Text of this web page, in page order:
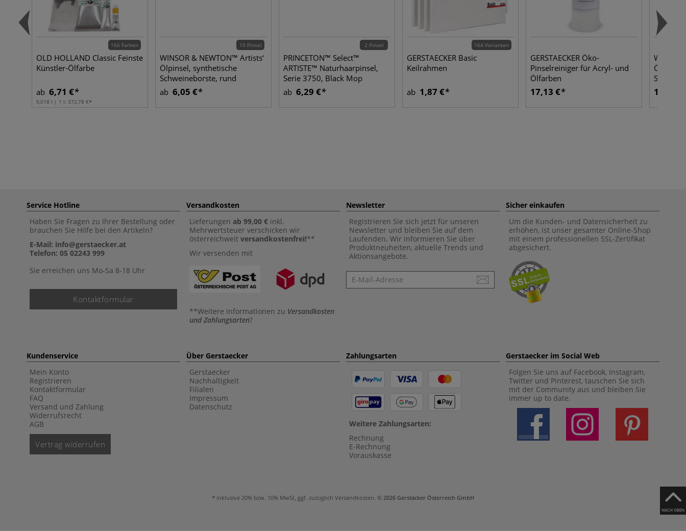
NACH OBEN
166 Farben
OLD HOLLAND Classic Feinste
Künstler-Ölfarbe
ab 6,71 €
0,018 l | 1 l: 372,78 €
10 Pinsel
WINSOR & NEWTON™ Artists‘
Ölpinsel, synthetische
Schweineborste, rund
ab 6,05 €
2 Pinsel
PRINCETON™ Select™
ARTISTE™ Naturhaarpinsel,
Serie 3750, Black Mop
ab 6,29 €
164 Varianten
GERSTAECKER Basic
Keilrahmen
ab 1,87 €
GERSTAECKER Öko-
Pinselreiniger für Acryl- und
Ölfarben
17,13 € 13,82 €
Service Hotline
Haben Sie Fragen zu Ihrer Bestellung oder
brauchen Sie Hilfe bei den Artikeln?
E-Mail: info@gerstaecker.at
Telefon: 05 02243 999
Sie erreichen uns Mo-Sa 8-18 Uhr
Kontaktformular
Versandkosten
Lieferungen ab 99,00 € inkl.
Mehrwertsteuer verschicken wir
österreichweit versandkostenfrei!**
Wir versenden mit
**Weitere Informationen zu Versandkosten
und Zahlungsarten?
Newsletter
Registrieren Sie sich jetzt für unseren
Newsletter und bleiben Sie auf dem
Laufenden. Wir informieren Sie über
Produktneuheiten, aktuelle Trends und
Aktionsangebote.
Newsletter
Sicher einkaufen
Um die Kunden- und Datensicherheit zu
erhöhen, ist unser gesamter Online-Shop
mit einem professionellen SSL-Zertifikat
abgesichert.
Kundenservice
Mein Konto
Registrieren
Kontaktformular
FAQ
Versand und Zahlung
Widerrufsrecht
AGB
Vertrag widerrufen
Über Gerstaecker
Gerstaecker
Nachhaltigkeit
Filialen
Impressum
Datenschutz
Zahlungsarten
Weitere Zahlungsarten:
Rechnung
E-Rechnung
Vorauskasse
Gerstaecker im Social Web
Folgen Sie uns auf Facebook, Instagram,
Twitter und Pinterest, tauschen Sie sich
mit der Community aus und bleiben Sie
immer up to date.
inklusive 20% bzw. 10% MwSt, ggf. zuzüglich Versandkosten. © 2026 Gerstäcker Österreich GmbH